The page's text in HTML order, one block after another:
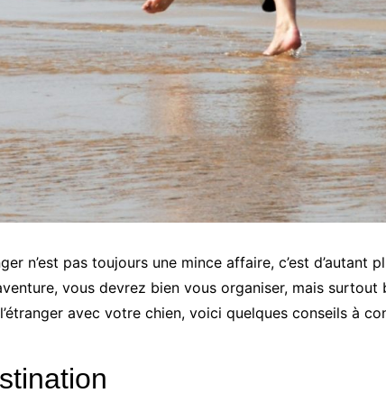
n’est pas toujours une mince affaire, c’est
vous devrez bien vous organiser, mais
avec votre chien, voici quelques conseils à